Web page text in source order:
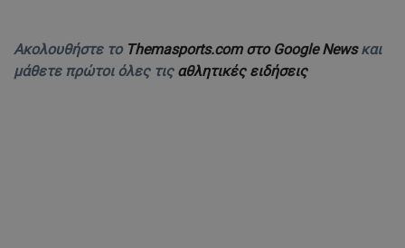
Ακολουθήστε το Themasports.com στο Google Newsκαι
μάθετε πρώτοι όλες τις αθλητικές ειδήσεις